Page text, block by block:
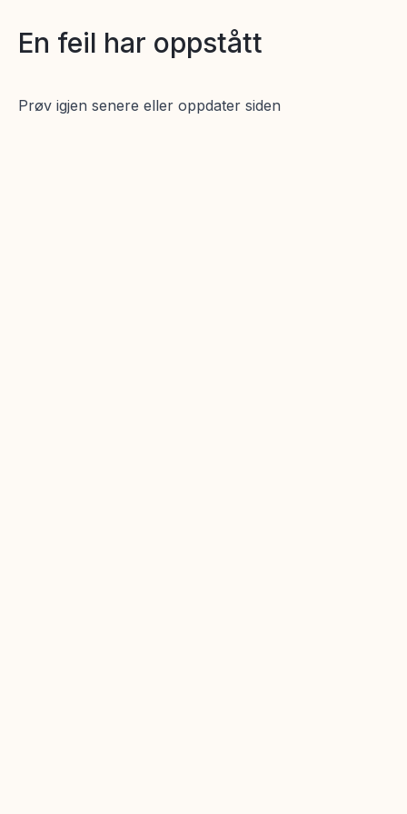
En feil har oppstått
Prøv igjen senere eller oppdater siden